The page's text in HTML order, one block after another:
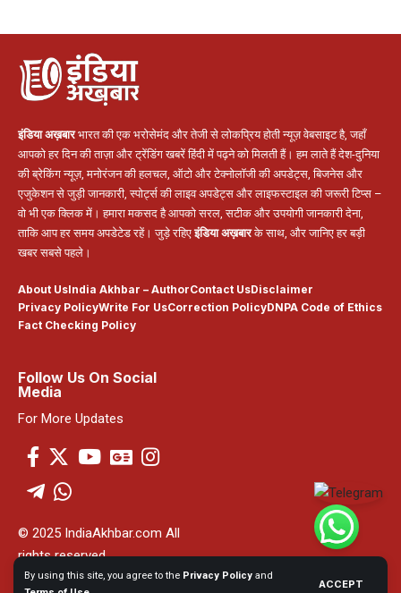
By using this site, you agree to the Privacy Policy and
ACCEPT
इंडिया अख़बारभारत की एक भरोसेमंद और तेजी से लोकप्रिय होती न्यूज़ वेबसाइट है, जहाँ
आपको हर दिन की ताज़ा और ट्रेंडिंग खबरें हिंदी में पढ़ने को मिलती हैं। हम लाते हैं देश-दुनिया
की ब्रेकिंग न्यूज़, मनोरंजन की हलचल, ऑटो और टेक्नोलॉजी की अपडेट्स, बिजनेस और
एजुकेशन से जुड़ी जानकारी, स्पोर्ट्स की लाइव अपडेट्स और लाइफस्टाइल की जरूरी टिप्स –
वो भी एक क्लिक में। हमारा मकसद है आपको सरल, सटीक और उपयोगी जानकारी देना,
ताकि आप हर समय अपडेटेड रहें। जुड़े रहिएइंडिया अख़बारके साथ, और जानिए हर बड़ी
खबर सबसे पहले।
About UsIndia Akhbar – AuthorContact UsDisclaimer
Privacy PolicyWrite For UsCorrection PolicyDNPA Code of Ethics
Fact Checking Policy
Follow Us On Social
Media
For More Updates
© 2025 IndiaAkhbar.com All
rights reserved